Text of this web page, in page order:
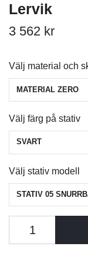
Lervik
3 562 kr
Välj material och
MATERIAL ZERO
Välj färg på stativ
SVART
Välj stativ modell
STATIV 05